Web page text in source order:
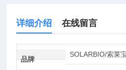
详细介绍 在线留言
品牌
SOLARBIO/索莱